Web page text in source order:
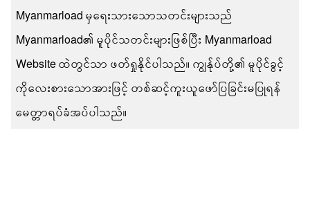
Myanmarload မှရေးသားသောသတင်းများသည်
Myanmarload၏ မူပိုင်သတင်းများဖြစ်ပြီး Myanmarload
Website ထဲတွင်သာ ဖတ်ရှုနိုင်ပါသည်။ ကျွန်ုပ်တို့၏ မူပိုင်ခွင့်
ကိုလေးစားသောအားဖြင့် တစ်ဆင့်ကူးယူဖော်ပြခြင်းမပြုရန်
မေတ္တာရပ်ခံအပ်ပါသည်။